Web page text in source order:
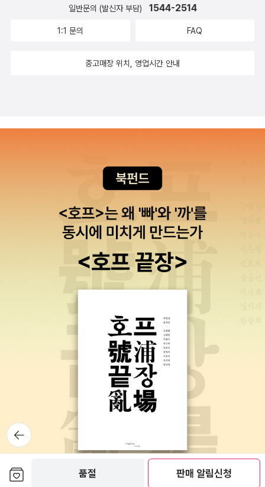
품절 판매 알림신청
의 다 번역하고 있다. 이분만의 특징은 '운율을 살린 운문 번역'이
라는 점과 우선 최신 번역이라는 점이다. 소네트 번역은 2007년
문학 관련으로 또 다른 대표적인 출판사인 열린책들. 주로 맥베스
연구서들도 냈다. 그래서 전공자가 직접 번역했다는 점에서 포인
학교출판부에서 총 11작품을 번역했다. 이중 3작품을 번역한 박
우수는 위의 그 인물과 동일인물이다. 외대 교수라고 한다. 이 외
에서는 아예 <셰익스피어 전집>로만 팔고 있다. 모든 셰익스피
어 작품이 이 한 권의 책에 다 담았기 때문이다. 그래서 총 1800
쪽에 가격도12만원. 아마 판형도 매우 클 것이다. 전작품을 한 권
에 담았다는 게 흥미롭지만, 다소 부담스러운 것도 사실.5. 문학
문 출판사인 문학동네에서는 의외로 셰익스피어 번역이 별로 없
었다. <템페스트>는 다른 출판사에서는 잘 번역하지 않은 작품
이기에 흥미롭지만, <햄릿>과 <베니스의 상인>과 함께 딱 3작
품뿐, 심지어 역자인 이경식은 한국 셰익스피어학회 회장이라고
분이 정작 셰익스피어 번역은 별로 하지 않았단 점이 의아하지만,
이분 번역도 신뢰하고 읽을 수 있겠다.6. 전예원 신정옥 역 전예
원 신정옥 역.신정옥 씨도 한국 셰익스피어학회 회장을 역임했다.
전집 형식으로 상당수의 작품이 번역되었다. 80~90년대에 번역
된 것들이 많아서 과연 현재 읽어도 자연스러울지는 잘 모르겠다.
뒤로가
기
일반문의 (발신자 부담) 1544-2514
1:1 문의 FAQ
중고매장 위치, 영업시간 안내